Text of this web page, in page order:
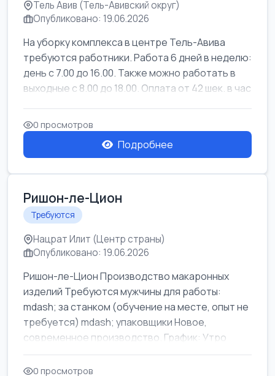
Тель Авив (Тель-Авивский округ)
Опубликовано: 19.06.2026
На уборку комплекса в центре Тель-Авива
требуются работники. Работа 6 дней в неделю:
день с 7.00 до 16.00. Также можно работать в
выходные с 8.00 до 18.00. Оплата от 42 шек. в час
0 просмотров
Подробнее
Ришон-ле-Цион
Требуются
Нацрат Илит (Центр страны)
Опубликовано: 19.06.2026
Ришон-ле-Цион Производство макаронных
изделий Требуются мужчины для работы:
mdash; за станком (обучение на месте, опыт не
требуется) mdash; упаковщики Новое,
современное производство. График: Утро
mda...
0 просмотров